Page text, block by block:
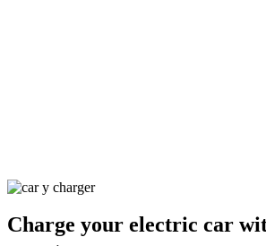
Charge your electric car